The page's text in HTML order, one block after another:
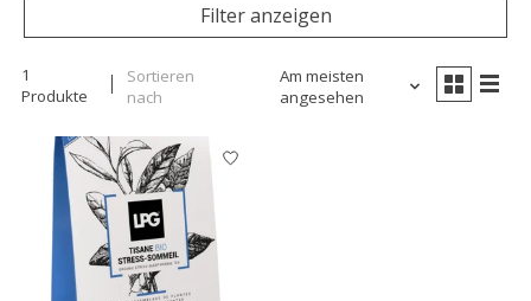
Filter anzeigen
1
Produkte
Sortieren
nach
Am meisten
angesehen